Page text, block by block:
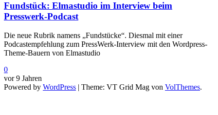
Fundstück: Elmastudio im Interview beim
Presswerk-Podcast
Die neue Rubrik namens „Fundstücke“. Diesmal mit einer
Podcastempfehlung zum PressWerk-Interview mit den Wordpress-
Theme-Bauern von Elmastudio
0
vor 9 Jahren
Powered by WordPress | Theme: VT Grid Mag von VolThemes.